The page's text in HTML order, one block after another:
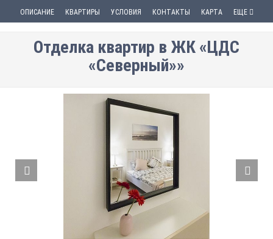
ОПИСАНИЕ КВАРТИРЫ УСЛОВИЯ КОНТАКТЫ КАРТА ЕЩЕ
Отделка квартир в ЖК «ЦДС
«Северный»»